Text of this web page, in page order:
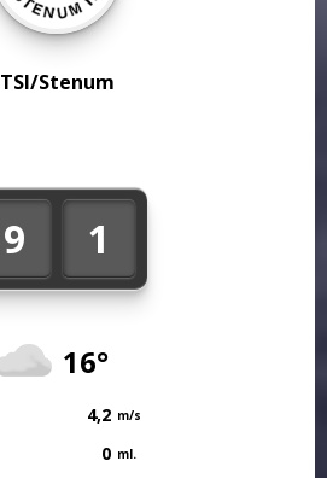
9 1
16°
4,2 m/s
0 ml.
TSI/Stenum